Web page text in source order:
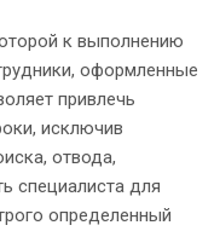
к выполнению
оформленные
привлечь
исключив
отвода,
специалиста для
определенный